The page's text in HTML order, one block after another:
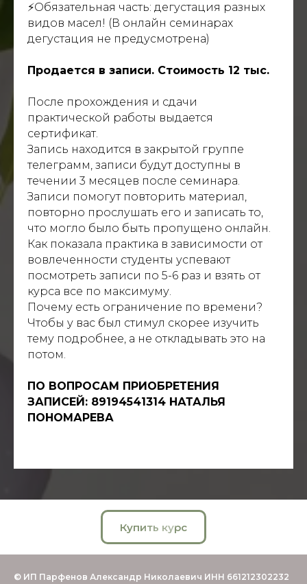
⚡️Обязательная часть: дегустация разных
видов масел! (В онлайн семинарах
дегустация не предусмотрена)
Продается в записи. Стоимость 12 тыс.
После прохождения и сдачи
практической работы выдается
сертификат.
Запись находится в закрытой группе
телеграмм, записи будут доступны в
течении 3 месяцев после семинара.
Записи помогут повторить материал,
повторно прослушать его и записать то,
что могло было быть пропущено онлайн.
Как показала практика в зависимости от
вовлеченности студенты успевают
посмотреть записи по 5-6 раз и взять от
курса все по максимуму.
Почему есть ограничение по времени?
Чтобы у вас был стимул скорее изучить
тему подробнее, а не откладывать это на
потом.
ПО ВОПРОСАМ ПРИОБРЕТЕНИЯ
ЗАПИСЕЙ: 89194541314 НАТАЛЬЯ
ПОНОМАРЕВА
Купить курс
© ИП Парфенов Александр Николаевич ИНН 661212302232